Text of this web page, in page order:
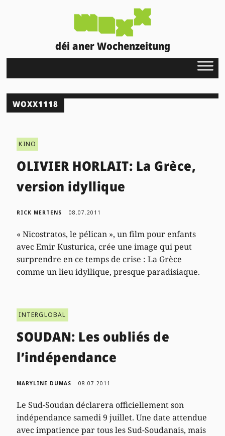
déi aner Wochenzeitung
WOXX1118
KINO
OLIVIER HORLAIT: La Grèce,
version idyllique
RICK MERTENS 08.07.2011
« Nicostratos, le pélican », un film pour enfants
avec Emir Kusturica, crée une image qui peut
surprendre en ce temps de crise : La Grèce
comme un lieu idyllique, presque paradisiaque.
INTERGLOBAL
SOUDAN: Les oubliés de
l’indépendance
MARYLINE DUMAS 08.07.2011
Le Sud-Soudan déclarera officiellement son
indépendance samedi 9 juillet. Une date attendue
avec impatience par tous les Sud-Soudanais, mais